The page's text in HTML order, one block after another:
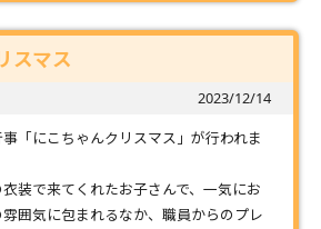
スマス
2023/12/14
「にこちゃんクリスマス」が行われま
装で来てくれたお子さんで、一気にお
囲気に包まれるなか、職員からのプレ